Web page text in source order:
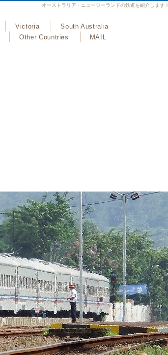
オーストラリア・ニュージーランドの鉄道を紹介します！
Victoria
South Australia
Other Countries MAIL